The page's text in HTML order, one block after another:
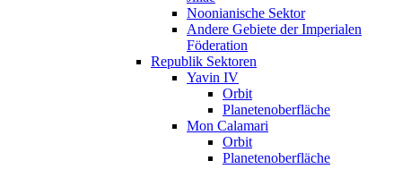
Noonianische Sektor
Andere Gebiete der Imperialen
Föderation
Republik Sektoren
Yavin IV
Orbit
Planetenoberfläche
Mon Calamari
Orbit
Planetenoberfläche